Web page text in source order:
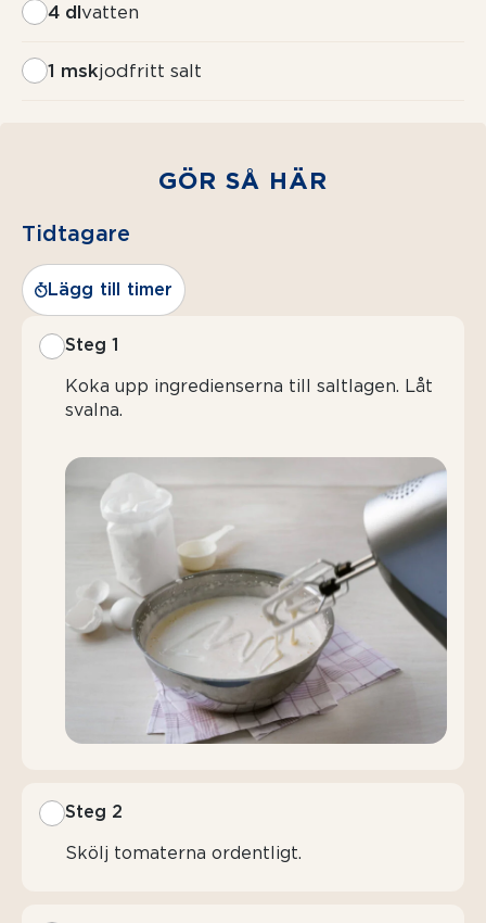
4 dlvatten
1 mskjodfritt salt
GÖR SÅ HÄR
Tidtagare
Lägg till timer
Steg 1
Koka upp ingredienserna till saltlagen. Låt
svalna.
Steg 2
Skölj tomaterna ordentligt.